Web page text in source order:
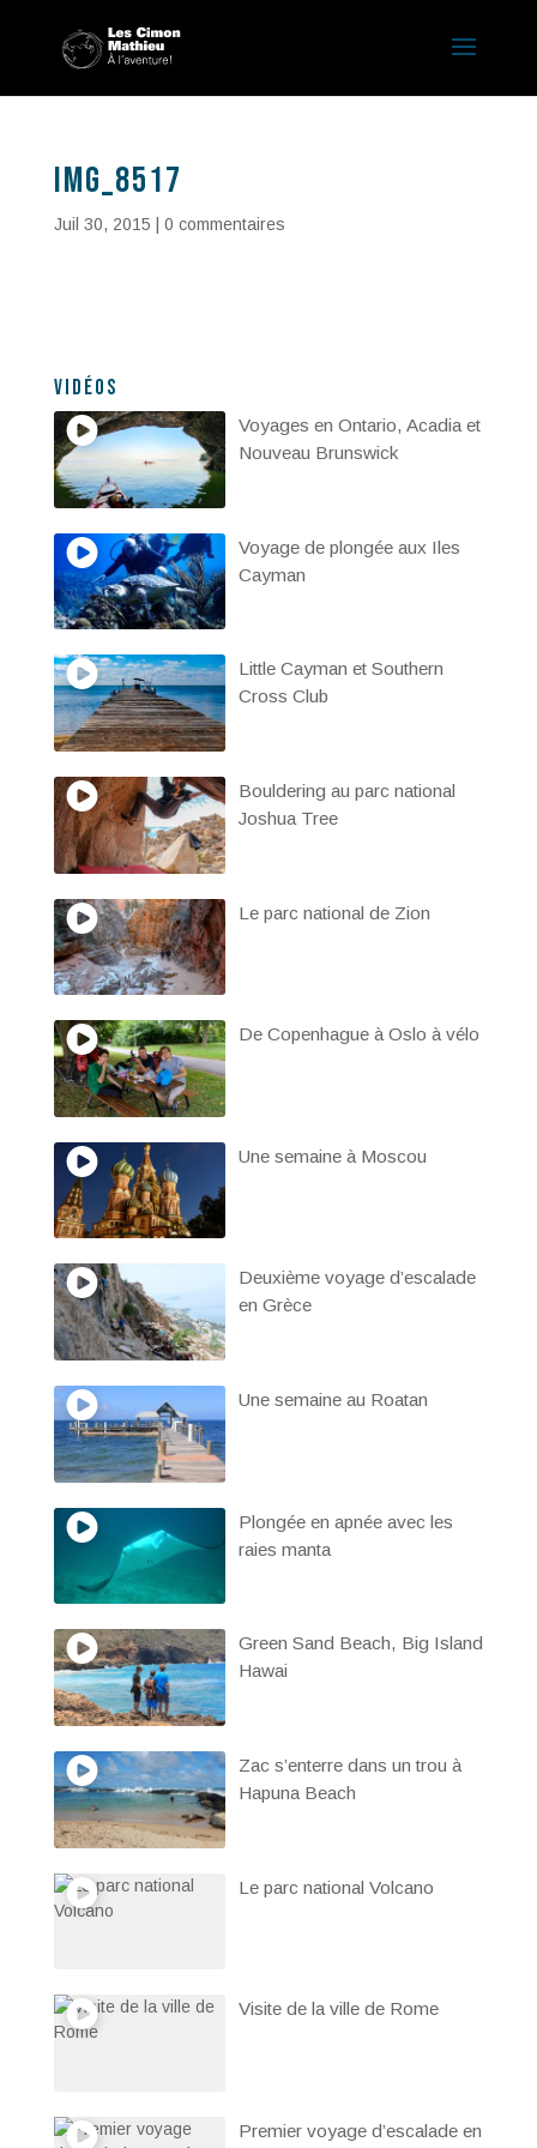
IMG_8517
Juil 30, 2015 0 commentaires
Vidéos
Voyages en Ontario, Acadia et
Nouveau Brunswick
Voyage de plongée aux Iles
Cayman
Little Cayman et Southern
Cross Club
Bouldering au parc national
Joshua Tree
Le parc national de Zion
De Copenhague à Oslo à vélo
Une semaine à Moscou
Deuxième voyage d’escalade
en Grèce
Une semaine au Roatan
Plongée en apnée avec les
raies manta
Green Sand Beach, Big Island
Hawai
Zac s’enterre dans un trou à
Hapuna Beach
Le parc national Volcano
Visite de la ville de Rome
Premier voyage d’escalade en